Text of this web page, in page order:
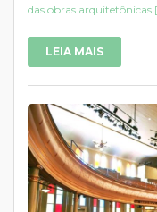
das obras arquitetônicas
LEIA MAIS